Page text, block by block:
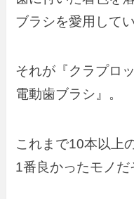
ブラシを愛用してい
それが『クラプロ
電動歯ブラシ』。
これまで10本以上
1番良かったモノだ